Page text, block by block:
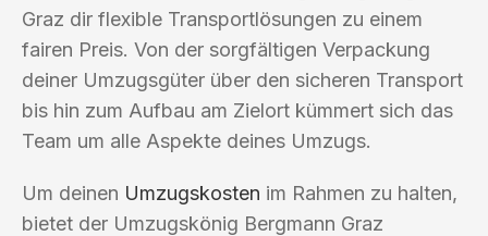
Graz dir flexible Transportlösungen zu einem
fairen Preis. Von der sorgfältigen Verpackung
deiner Umzugsgüter über den sicheren Transport
bis hin zum Aufbau am Zielort kümmert sich das
Team um alle Aspekte deines Umzugs.
Um deinen Umzugskosten im Rahmen zu halten,
bietet der Umzugskönig Bergmann Graz